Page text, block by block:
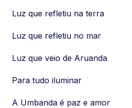
Luz que refletiu na terra
Luz que refletiu no mar
Luz que veio de Aruanda
Para tudo iluminar
A Umbanda é paz e amor